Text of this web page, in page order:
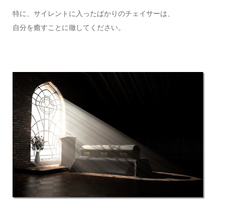
特に、サイレントに入ったばかりのチェイサーは、
自分を癒すことに徹してください。